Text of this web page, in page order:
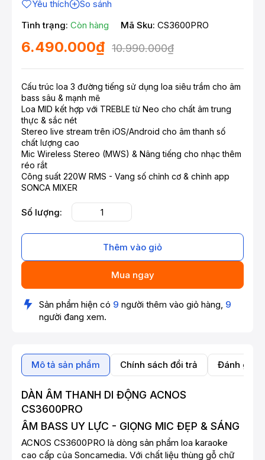
Yêu thích
So sánh
Tình trạng: Còn hàng Mã Sku: CS3600PRO
6.490.000₫ 10.990.000₫
Cấu trúc loa 3 đường tiếng sử dụng loa siêu trầm cho âm
bass sâu & mạnh mẽ
Loa MID kết hợp với TREBLE từ Neo cho chất âm trung
thực & sắc nét
Stereo live stream trên iOS/Android cho âm thanh số
chất lượng cao
Mic Wireless Stereo (MWS) & Nâng tiếng cho nhạc thêm
réo rắt
Công suất 220W RMS - Vang số chỉnh cơ & chỉnh app
SONCA MIXER
Số lượng:
Thêm vào giỏ
Mua ngay
Sản phẩm hiện có 9 người thêm vào giỏ hàng, 9
người đang xem.
Mô tả sản phẩm Chính sách đổi trả Đánh giá
DÀN ÂM THANH DI ĐỘNG ACNOS
CS3600PRO
ÂM BASS UY LỰC - GIỌNG MIC ĐẸP & SÁNG
ACNOS CS3600PRO là dòng sản phẩm loa karaoke
cao cấp của Soncamedia. Với chất liệu thùng gỗ chữ